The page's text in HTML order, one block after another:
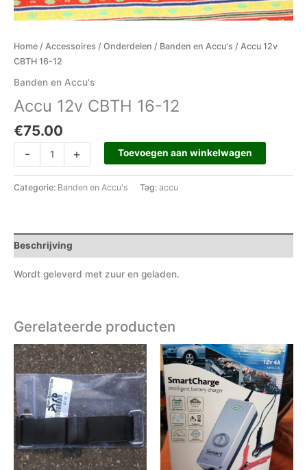
Home / Accessoires / Onderdelen / Banden en Accu's / Accu 12v
CBTH 16-12
Banden en Accu's
Accu 12v CBTH 16-12
€75.00
- + Toevoegen aan winkelwagen
Categorie: Banden en Accu's Tag: accu
Beschrijving
Wordt geleverd met zuur en geladen.
Gerelateerde producten